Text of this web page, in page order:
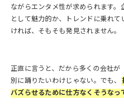
ながらエンタメ性が求められます
として魅力的か、トレンドに乗れ
ければ、そもそも発見されません。
正直に言うと、だから多くの会社が
別に踊りたいわけじゃない。でも、
バズらせるために仕方なくそうなっ